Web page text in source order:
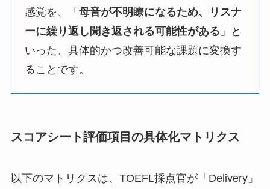
感覚を、「母音が不明瞭になるため、リスナ
ーに繰り返し聞き返される可能性がある 」と
いった、具体的かつ改善可能な課題に変換す
ることです。
スコアシート評価項目の具体化マトリクス
以下のマトリクスは、TOEFL採点官が「Delivery」